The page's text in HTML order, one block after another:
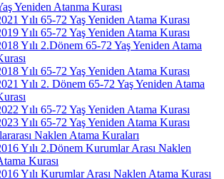
Yeniden Atanma Kurası
Yılı 65-72 Yaş Yeniden Atama Kurası
Yılı 65-72 Yaş Yeniden Atama Kurası
Yılı 2.Dönem 65-72 Yaş Yeniden Atama
Yılı 65-72 Yaş Yeniden Atama Kurası
Yılı 2. Dönem 65-72 Yaş Yeniden Atama
Yılı 65-72 Yaş Yeniden Atama Kurası
Yılı 65-72 Yaş Yeniden Atama Kurası
Naklen Atama Kuraları
Yılı 2.Dönem Kurumlar Arası Naklen
Kurası
Yılı Kurumlar Arası Naklen Atama Kurası